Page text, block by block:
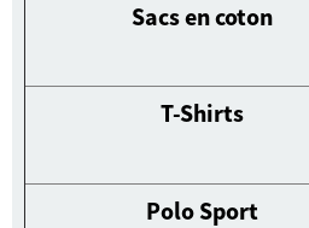
Sacs en coton
T-Shirts
Polo Sport